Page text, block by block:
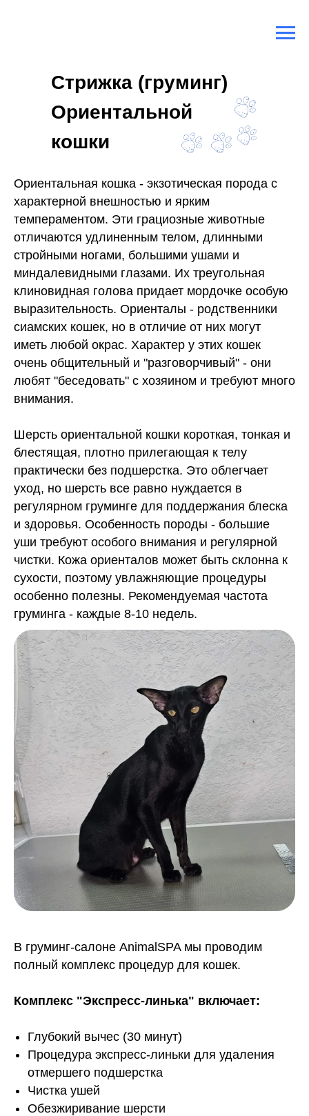
Стрижка (груминг)
Ориентальной
кошки
Ориентальная кошка - экзотическая порода с
характерной внешностью и ярким
темпераментом. Эти грациозные животные
отличаются удлиненным телом, длинными
стройными ногами, большими ушами и
миндалевидными глазами. Их треугольная
клиновидная голова придает мордочке особую
выразительность. Ориенталы - родственники
сиамских кошек, но в отличие от них могут
иметь любой окрас. Характер у этих кошек
очень общительный и "разговорчивый" - они
любят "беседовать" с хозяином и требуют много
внимания.
Шерсть ориентальной кошки короткая, тонкая и
блестящая, плотно прилегающая к телу
практически без подшерстка. Это облегчает
уход, но шерсть все равно нуждается в
регулярном груминге для поддержания блеска
и здоровья. Особенность породы - большие
уши требуют особого внимания и регулярной
чистки. Кожа ориенталов может быть склонна к
сухости, поэтому увлажняющие процедуры
особенно полезны. Рекомендуемая частота
груминга - каждые 8-10 недель.
В груминг-салоне AnimalSPA мы проводим
полный комплекс процедур для кошек.
Комплекс "Экспресс-линька" включает:
Глубокий вычес (30 минут)
Процедура экспресс-линьки для удаления
отмершего подшерстка
Чистка ушей
Обезжиривание шерсти